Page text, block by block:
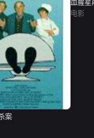
案
血腥星
Sunday
电影